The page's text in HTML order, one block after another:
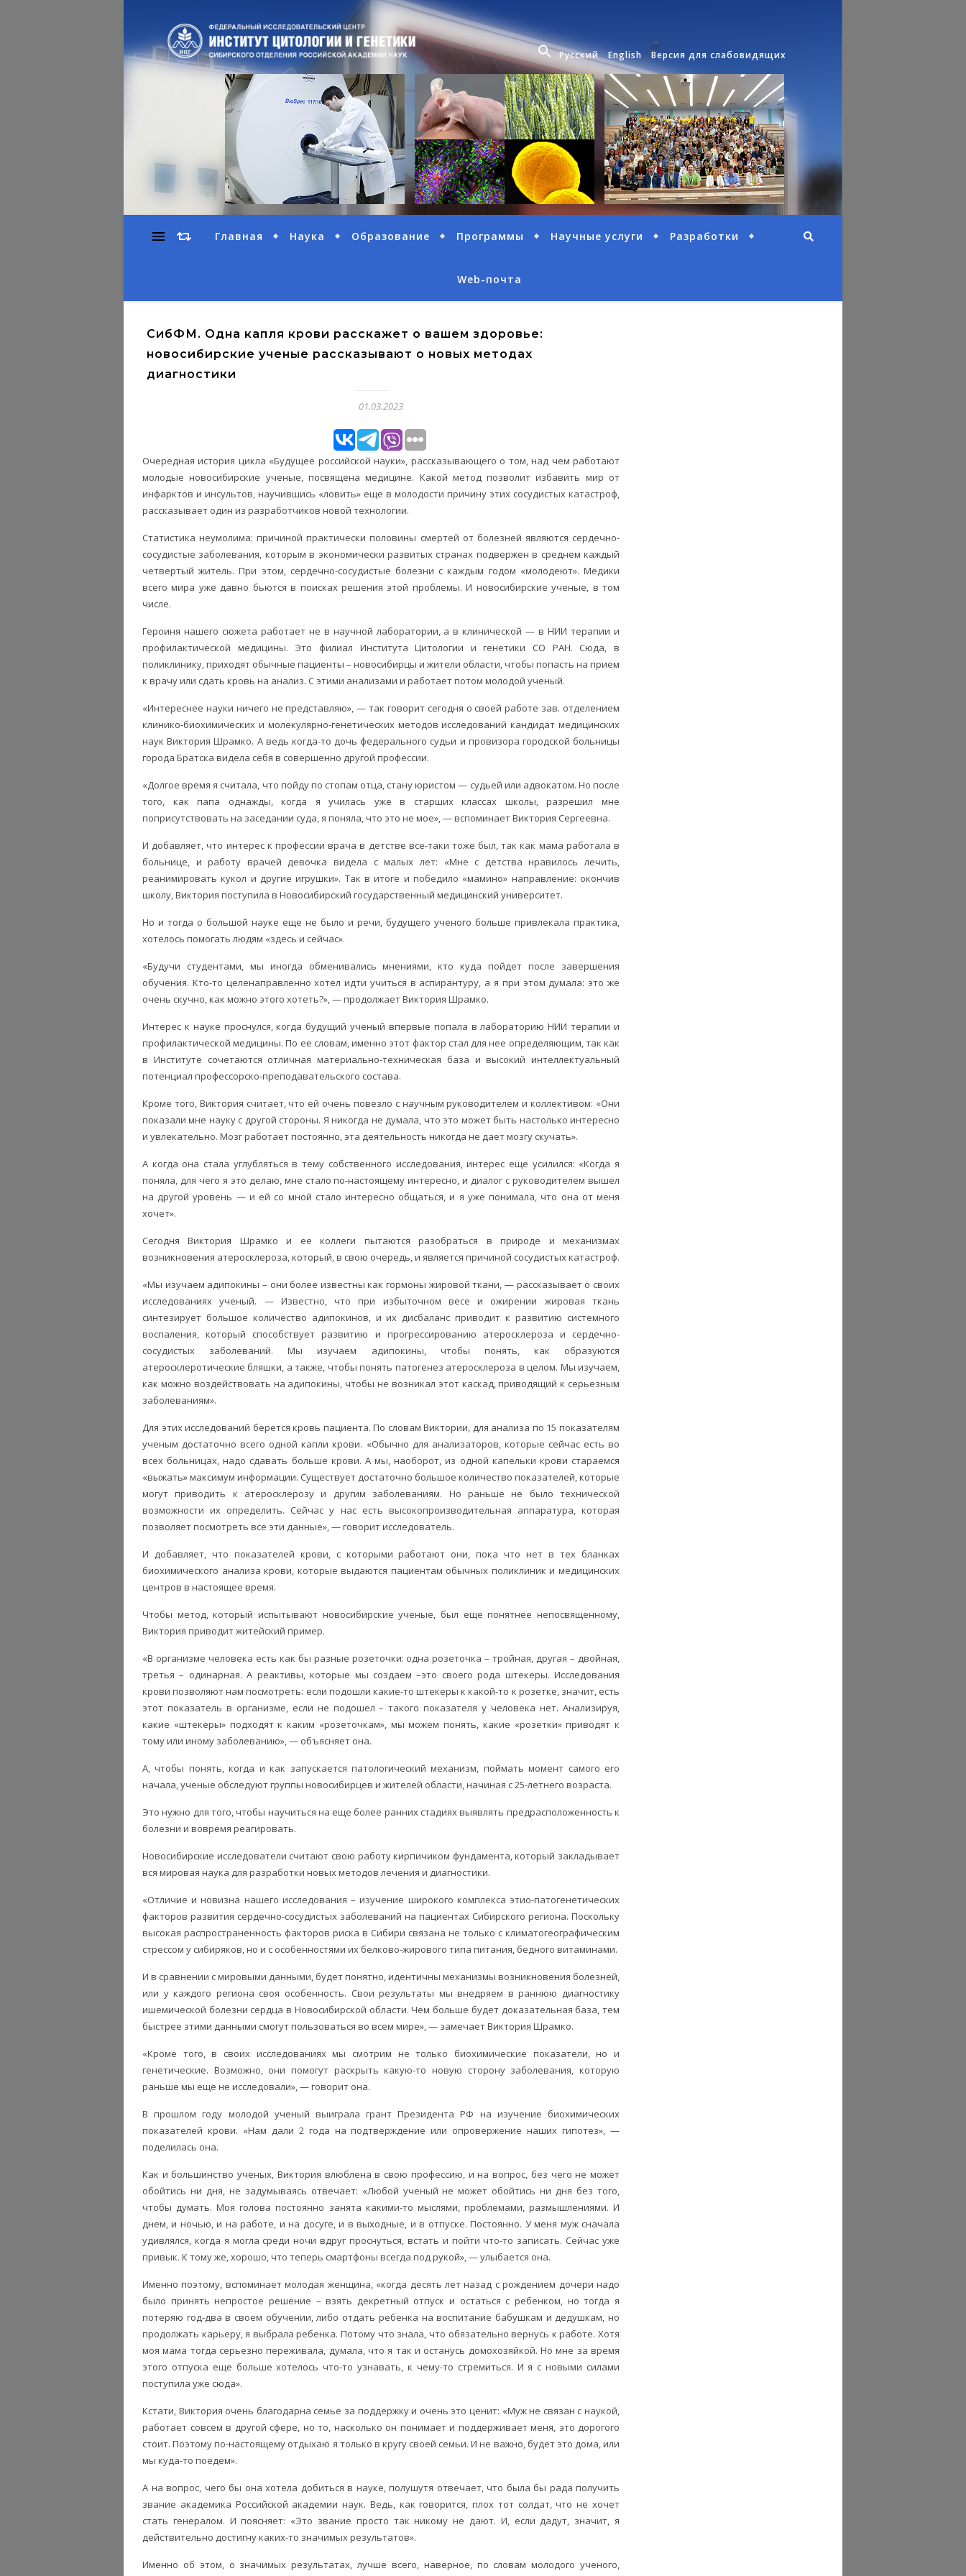
Русский English Версия для слабовидящих
Главная Наука Образование Программы Научные услуги Разработки
Web-почта
СибФМ. Одна капля крови расскажет о вашем здоровье:
новосибирские ученые рассказывают о новых методах
диагностики
01.03.2023
Очередная история цикла «Будущее российской науки», рассказывающего о том, над чем работают
молодые новосибирские ученые, посвящена медицине. Какой метод позволит избавить мир от
инфарктов и инсультов, научившись «ловить» еще в молодости причину этих сосудистых катастроф,
рассказывает один из разработчиков новой технологии.
Статистика неумолима: причиной практически половины смертей от болезней являются сердечно-
сосудистые заболевания, которым в экономически развитых странах подвержен в среднем каждый
четвертый житель. При этом, сердечно-сосудистые болезни с каждым годом «молодеют». Медики
всего мира уже давно бьются в поисках решения этой проблемы. И новосибирские ученые, в том
числе.
Героиня нашего сюжета работает не в научной лаборатории, а в клинической — в НИИ терапии и
профилактической медицины. Это филиал Института Цитологии и генетики СО РАН. Сюда, в
поликлинику, приходят обычные пациенты – новосибирцы и жители области, чтобы попасть на прием
к врачу или сдать кровь на анализ. С этими анализами и работает потом молодой ученый.
«Интереснее науки ничего не представляю», — так говорит сегодня о своей работе зав. отделением
клинико-биохимических и молекулярно-генетических методов исследований кандидат медицинских
наук Виктория Шрамко. А ведь когда-то дочь федерального судьи и провизора городской больницы
города Братска видела себя в совершенно другой профессии.
«Долгое время я считала, что пойду по стопам отца, стану юристом — судьей или адвокатом. Но после
того, как папа однажды, когда я училась уже в старших классах школы, разрешил мне
поприсутствовать на заседании суда, я поняла, что это не мое», — вспоминает Виктория Сергеевна.
И добавляет, что интерес к профессии врача в детстве все-таки тоже был, так как мама работала в
больнице, и работу врачей девочка видела с малых лет: «Мне с детства нравилось лечить,
реанимировать кукол и другие игрушки». Так в итоге и победило «мамино» направление: окончив
школу, Виктория поступила в Новосибирский государственный медицинский университет.
Но и тогда о большой науке еще не было и речи, будущего ученого больше привлекала практика,
хотелось помогать людям «здесь и сейчас».
«Будучи студентами, мы иногда обменивались мнениями, кто куда пойдет после завершения
обучения. Кто-то целенаправленно хотел идти учиться в аспирантуру, а я при этом думала: это же
очень скучно, как можно этого хотеть?», — продолжает Виктория Шрамко.
Интерес к науке проснулся, когда будущий ученый впервые попала в лабораторию НИИ терапии и
профилактической медицины. По ее словам, именно этот фактор стал для нее определяющим, так как
в Институте сочетаются отличная материально-техническая база и высокий интеллектуальный
потенциал профессорско-преподавательского состава.
Кроме того, Виктория считает, что ей очень повезло с научным руководителем и коллективом: «Они
показали мне науку с другой стороны. Я никогда не думала, что это может быть настолько интересно
и увлекательно. Мозг работает постоянно, эта деятельность никогда не дает мозгу скучать».
А когда она стала углубляться в тему собственного исследования, интерес еще усилился: «Когда я
поняла, для чего я это делаю, мне стало по-настоящему интересно, и диалог с руководителем вышел
на другой уровень — и ей со мной стало интересно общаться, и я уже понимала, что она от меня
хочет».
Сегодня Виктория Шрамко и ее коллеги пытаются разобраться в природе и механизмах
возникновения атеросклероза, который, в свою очередь, и является причиной сосудистых катастроф.
«Мы изучаем адипокины – они более известны как гормоны жировой ткани, — рассказывает о своих
исследованиях ученый. — Известно, что при избыточном весе и ожирении жировая ткань
синтезирует большое количество адипокинов, и их дисбаланс приводит к развитию системного
воспаления, который способствует развитию и прогрессированию атеросклероза и сердечно-
сосудистых заболеваний. Мы изучаем адипокины, чтобы понять, как образуются
атеросклеротические бляшки, а также, чтобы понять патогенез атеросклероза в целом. Мы изучаем,
как можно воздействовать на адипокины, чтобы не возникал этот каскад, приводящий к серьезным
заболеваниям».
Для этих исследований берется кровь пациента. По словам Виктории, для анализа по 15 показателям
ученым достаточно всего одной капли крови. «Обычно для анализаторов, которые сейчас есть во
всех больницах, надо сдавать больше крови. А мы, наоборот, из одной капельки крови стараемся
«выжать» максимум информации. Существует достаточно большое количество показателей, которые
могут приводить к атеросклерозу и другим заболеваниям. Но раньше не было технической
возможности их определить. Сейчас у нас есть высокопроизводительная аппаратура, которая
позволяет посмотреть все эти данные», — говорит исследователь.
И добавляет, что показателей крови, с которыми работают они, пока что нет в тех бланках
биохимического анализа крови, которые выдаются пациентам обычных поликлиник и медицинских
центров в настоящее время.
Чтобы метод, который испытывают новосибирские ученые, был еще понятнее непосвященному,
Виктория приводит житейский пример.
«В организме человека есть как бы разные розеточки: одна розеточка – тройная, другая – двойная,
третья – одинарная. А реактивы, которые мы создаем –это своего рода штекеры. Исследования
крови позволяют нам посмотреть: если подошли какие-то штекеры к какой-то к розетке, значит, есть
этот показатель в организме, если не подошел – такого показателя у человека нет. Анализируя,
какие «штекеры» подходят к каким «розеточкам», мы можем понять, какие «розетки» приводят к
тому или иному заболеванию», — объясняет она.
А, чтобы понять, когда и как запускается патологический механизм, поймать момент самого его
начала, ученые обследуют группы новосибирцев и жителей области, начиная с 25-летнего возраста.
Это нужно для того, чтобы научиться на еще более ранних стадиях выявлять предрасположенность к
болезни и вовремя реагировать.
Новосибирские исследователи считают свою работу кирпичиком фундамента, который закладывает
вся мировая наука для разработки новых методов лечения и диагностики.
«Отличие и новизна нашего исследования – изучение широкого комплекса этио-патогенетических
факторов развития сердечно-сосудистых заболеваний на пациентах Сибирского региона. Поскольку
высокая распространенность факторов риска в Сибири связана не только с климатогеографическим
стрессом у сибиряков, но и с особенностями их белково-жирового типа питания, бедного витаминами.
И в сравнении с мировыми данными, будет понятно, идентичны механизмы возникновения болезней,
или у каждого региона своя особенность. Свои результаты мы внедряем в раннюю диагностику
ишемической болезни сердца в Новосибирской области. Чем больше будет доказательная база, тем
быстрее этими данными смогут пользоваться во всем мире», — замечает Виктория Шрамко.
«Кроме того, в своих исследованиях мы смотрим не только биохимические показатели, но и
генетические. Возможно, они помогут раскрыть какую-то новую сторону заболевания, которую
раньше мы еще не исследовали», — говорит она.
В прошлом году молодой ученый выиграла грант Президента РФ на изучение биохимических
показателей крови. «Нам дали 2 года на подтверждение или опровержение наших гипотез», —
поделилась она.
Как и большинство ученых, Виктория влюблена в свою профессию, и на вопрос, без чего не может
обойтись ни дня, не задумываясь отвечает: «Любой ученый не может обойтись ни дня без того,
чтобы думать. Моя голова постоянно занята какими-то мыслями, проблемами, размышлениями. И
днем, и ночью, и на работе, и на досуге, и в выходные, и в отпуске. Постоянно. У меня муж сначала
удивлялся, когда я могла среди ночи вдруг проснуться, встать и пойти что-то записать. Сейчас уже
привык. К тому же, хорошо, что теперь смартфоны всегда под рукой», — улыбается она.
Именно поэтому, вспоминает молодая женщина, «когда десять лет назад с рождением дочери надо
было принять непростое решение – взять декретный отпуск и остаться с ребенком, но тогда я
потеряю год-два в своем обучении, либо отдать ребенка на воспитание бабушкам и дедушкам, но
продолжать карьеру, я выбрала ребенка. Потому что знала, что обязательно вернусь к работе. Хотя
моя мама тогда серьезно переживала, думала, что я так и останусь домохозяйкой. Но мне за время
этого отпуска еще больше хотелось что-то узнавать, к чему-то стремиться. И я с новыми силами
поступила уже сюда».
Кстати, Виктория очень благодарна семье за поддержку и очень это ценит: «Муж не связан с наукой,
работает совсем в другой сфере, но то, насколько он понимает и поддерживает меня, это дорогого
стоит. Поэтому по-настоящему отдыхаю я только в кругу своей семьи. И не важно, будет это дома, или
мы куда-то поедем».
А на вопрос, чего бы она хотела добиться в науке, полушутя отвечает, что была бы рада получить
звание академика Российской академии наук. Ведь, как говорится, плох тот солдат, что не хочет
стать генералом. И поясняет: «Это звание просто так никому не дают. И, если дадут, значит, я
действительно достигну каких-то значимых результатов».
Именно об этом, о значимых результатах, лучше всего, наверное, по словам молодого ученого,